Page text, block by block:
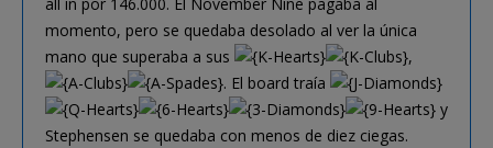
momento, pero se quedaba desolado al ver la única
mano que superaba a sus
,
. El board traía
y
Stephensen se quedaba con menos de diez ciegas.